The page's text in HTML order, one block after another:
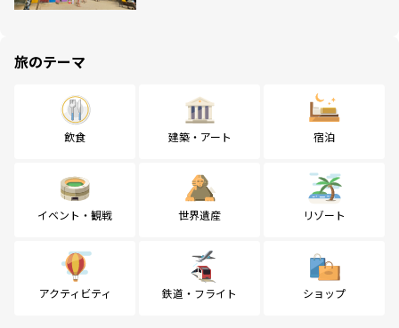
旅のテーマ
飲食 建築・アート 宿泊
イベント・観戦 世界遺産 リゾート
アクティビティ 鉄道・フライト ショップ